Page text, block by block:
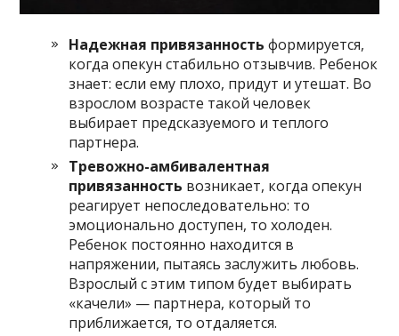
Надежная привязанность формируется,
когда опекун стабильно отзывчив. Ребенок
знает: если ему плохо, придут и утешат. Во
взрослом возрасте такой человек
выбирает предсказуемого и теплого
партнера.
Тревожно-амбивалентная
привязанность возникает, когда опекун
реагирует непоследовательно: то
эмоционально доступен, то холоден.
Ребенок постоянно находится в
напряжении, пытаясь заслужить любовь.
Взрослый с этим типом будет выбирать
«качели» — партнера, который то
приближается, то отдаляется.